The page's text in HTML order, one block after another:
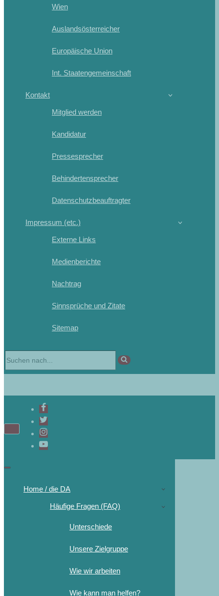
Wien
Auslandsösterreicher
Europäische Union
Int. Staatengemeinschaft
Kontakt
Mitglied werden
Kandidatur
Pressesprecher
Behindertensprecher
Datenschutzbeauftragter
Impressum (etc.)
Externe Links
Medienberichte
Nachtrag
Sinnsprüche und Zitate
Sitemap
Home / die DA
Häufige Fragen (FAQ)
Unterschiede
Unsere Zielgruppe
Wie wir arbeiten
Wie kann man helfen?